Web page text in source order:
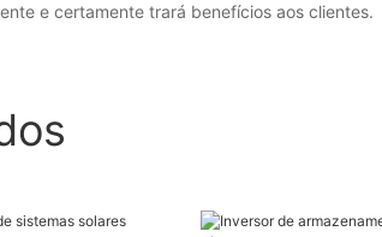
e certamente trará benefícios aos clientes.